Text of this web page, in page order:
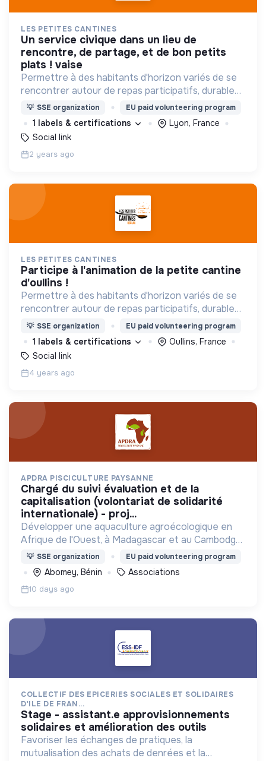
LES PETITES CANTINES
un service civique dans un lieu de
rencontre, de partage, et de bon petits
plats ! vaise
Permettre à des habitants d'horizon variés de se
rencontrer autour de repas participatifs, durables
et à prix libre pour contribuer à construire une
société fondée sur la confiance.
💡 SSE organization EU paid volunteering program
1 labels & certifications
Lyon, France
Social link
2 years ago
LES PETITES CANTINES
participe à l'animation de la petite cantine
d'oullins !
Permettre à des habitants d'horizon variés de se
rencontrer autour de repas participatifs, durables
et à prix libre pour contribuer à construire une
société fondée sur la confiance.
💡 SSE organization EU paid volunteering program
1 labels & certifications
Oullins, France
Social link
4 years ago
APDRA PISCICULTURE PAYSANNE
chargé du suivi évaluation et de la
capitalisation (volontariat de solidarité
internationale) - proj...
Développer une aquaculture agroécologique en
Afrique de l'Ouest, à Madagascar et au Cambodge,
permettant d'améliorer les ressources des
ménages agricoles et de renforcer leur sécurité
alimentaire
💡 SSE organization EU paid volunteering program
Abomey, Bénin Associations
10 days ago
COLLECTIF DES EPICERIES SOCIALES ET SOLIDAIRES
D'ILE DE FRAN...
stage - assistant.e approvisionnements
solidaires et amélioration des outils
Favoriser les échanges de pratiques, la
mutualisation des achats de denrées et la